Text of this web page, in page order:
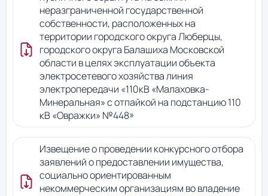
неразграниченной государственной
собственности, расположенных на
территории городского округа Люберцы,
городского округа Балашиха Московской
области в целях эксплуатации объекта
электросетевого хозяйства линия
электропередачи «110кВ «Малаховка-
Минеральная» с отпайкой на подстанцию 110
кВ «Овражки» №448»
Извещение о проведении конкурсного отбора
заявлений о предоставлении имущества,
социально ориентированным
некоммерческим организациям во владение